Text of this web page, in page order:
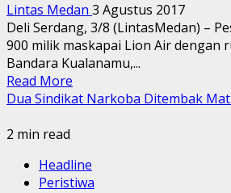
Lintas Medan 3 Agustus 2017
Deli Serdang, 3/8 (LintasMedan) –
900 milik maskapai Lion Air dengan
Bandara Kualanamu,...
Read More
Dua Sindikat Narkoba Ditembak
2 min read
Headline
Peristiwa